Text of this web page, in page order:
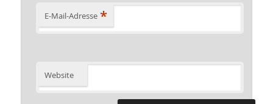
E-Mail-Adresse *
Website